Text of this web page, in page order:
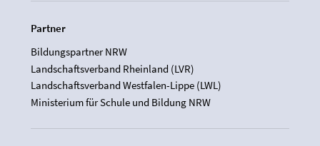
Partner
Bildungspartner NRW
Landschaftsverband Rheinland (LVR)
Landschaftsverband Westfalen-Lippe (LWL)
Ministerium für Schule und Bildung NRW